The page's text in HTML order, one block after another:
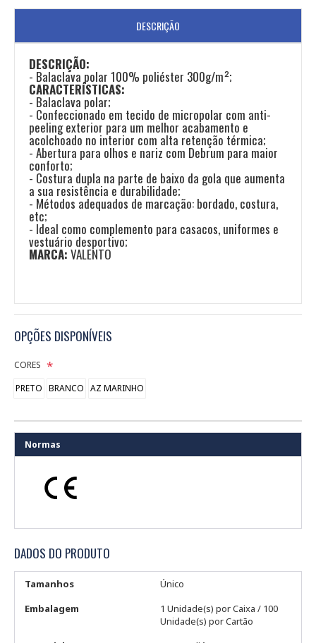
DESCRIÇÃO
DESCRIÇÃO:
- Balaclava polar 100% poliéster 300g/m²;
CARACTERÍSTICAS:
- Balaclava polar;
- Confeccionado em tecido de micropolar com anti-
peeling exterior para um melhor acabamento e
acolchoado no interior com alta retenção térmica;
- Abertura para olhos e nariz com Debrum para maior
conforto;
- Costura dupla na parte de baixo da gola que aumenta
a sua resistência e durabilidade;
- Métodos adequados de marcação: bordado, costura,
etc;
- Ideal como complemento para casacos, uniformes e
vestuário desportivo;
MARCA: VALENTO
OPÇÕES DISPONÍVEIS
CORES
PRETO BRANCO AZ MARINHO
Normas
DADOS DO PRODUTO
Tamanhos
Único
Embalagem
1 Unidade(s) por Caixa / 100
Unidade(s) por Cartão